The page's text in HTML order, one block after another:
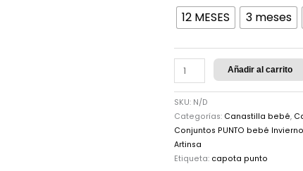
12 MESES 3 meses
Añadir al carrito
SKU: N/D
Categorías: Canastilla bebé,
Conjuntos PUNTO bebé
Artinsa
Etiqueta: capota punto